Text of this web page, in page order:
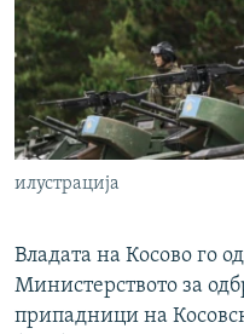
илустрација
Владата на Косово го
Министерството за
припадници на